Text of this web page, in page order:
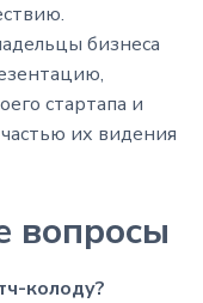
бизнеса
стартапа и
их видения
вопросы
колоду?